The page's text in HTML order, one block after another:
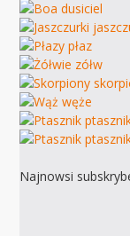
Najnowsi